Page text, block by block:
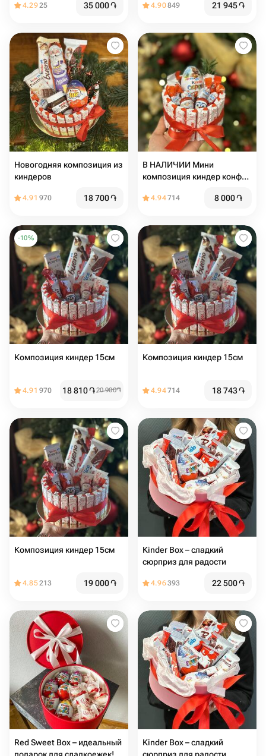
4.2925 35 000֏ 4.90849 21 945֏
Новогодняя композиция из
киндеров
4.91 970 18 700֏
В НАЛИЧИИ Мини
композиция киндер конфет
4.94714 8 000֏
-10%
Композиция киндер 15см
4.91 970 18 810֏20 900֏
Композиция киндер 15см
4.94714 18 743֏
Композиция киндер 15см
4.85213 19 000֏
Kinder Box – сладкий
сюрприз для радости
4.96393 22 500֏
Red Sweet Box – идеальный
Kinder Box – сладкий